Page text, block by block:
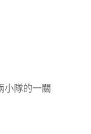
小隊的一關